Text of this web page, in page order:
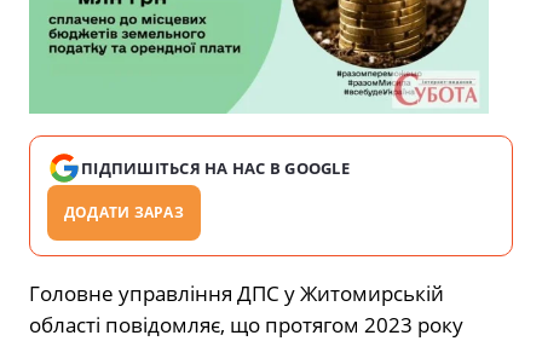
ПІДПИШІТЬСЯ НА НАС В GOOGLE
ДОДАТИ ЗАРАЗ
Головне управління ДПС у Житомирській
області повідомляє, що протягом 2023 року